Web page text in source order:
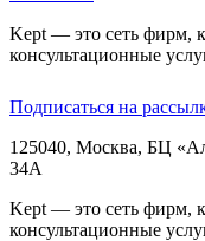
Kept — это сеть фирм,
консультационные
Подписаться на
125040, Москва, БЦ
34А
Kept — это сеть фирм,
консультационные